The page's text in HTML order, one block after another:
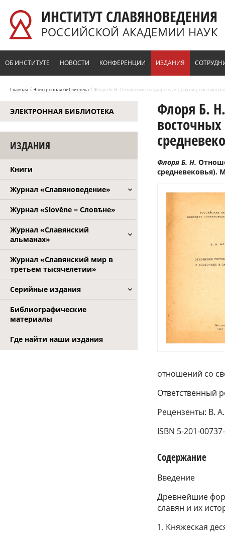
ИНСТИТУТ СЛАВЯНОВЕДЕНИЯ
РОССИЙСКОЙ АКАДЕМИИ НАУК
ОБ ИНСТИТУТЕ НОВОСТИ КОНФЕРЕНЦИИ ИЗДАНИЯ
Главная / Электронная библиотека / Флоря Б. Н. Отношения государства и церкви у восточных
ЭЛЕКТРОННАЯ БИБЛИОТЕКА
ИЗДАНИЯ
Книги
Журнал «Славяноведение»
Журнал «Slověne = Словѣне»
Журнал «Славянский
альманах»
Журнал «Славянский мир в
третьем тысячелетии»
Серийные издания
Библиографические
материалы
Где найти наши издания
Флоря Б.
Флоря Б. Н.
средневековья).
отношений со
Ответственный
Рецензенты: В.
ISBN 5-201-
Содержание
Введение
Древнейшие
славян и их
1. Княжеская